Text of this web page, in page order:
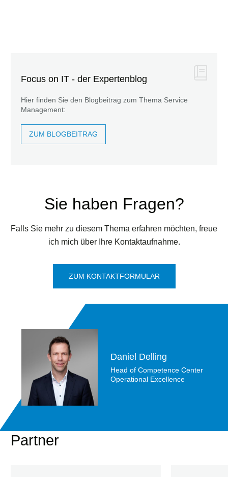
Focus on IT - der Expertenblog
Hier finden Sie den Blogbeitrag zum Thema Service
Management:
ZUM BLOGBEITRAG
Sie haben Fragen?
Falls Sie mehr zu diesem Thema erfahren möchten, freue
ich mich über Ihre Kontaktaufnahme.
ZUM KONTAKTFORMULAR
Daniel Delling
Head of Competence Center
Operational Excellence
Partner